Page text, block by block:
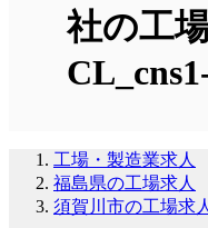
社の工
工場・製造業求人
福島県の工場求人
須賀川市の工場求人